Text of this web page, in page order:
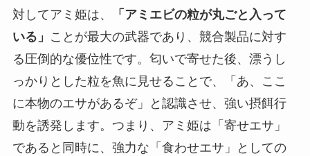
対してアミ姫は、
「アミエビの粒が丸ごと入って
いる」 ことが最大の武器であり、競合製品に対す
る圧倒的な優位性です。匂いで寄せた後、漂うし
っかりとした粒を魚に見せることで、「あ、ここ
に本物のエサがあるぞ」と認識させ、強い摂餌行
動を誘発します。つまり、アミ姫は「寄せエサ」
であると同時に、強力な「食わせエサ」としての